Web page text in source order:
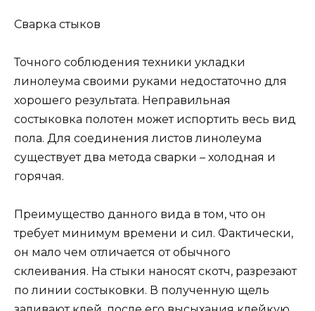
Сварка стыков
Точного соблюдения техники укладки
линолеума своими руками недостаточно для
хорошего результата. Неправильная
состыковка полотен может испортить весь вид
пола. Для соединения листов линолеума
существует два метода сварки – холодная и
горячая.
Преимущество данного вида в том, что он
требует минимум времени и сил. Фактически,
он мало чем отличается от обычного
склеивания. На стыки наносят скотч, разрезают
по линии состыковки. В полученную щель